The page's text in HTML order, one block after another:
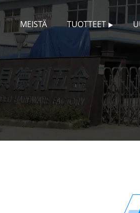
MEISTÄ TUOTTEET